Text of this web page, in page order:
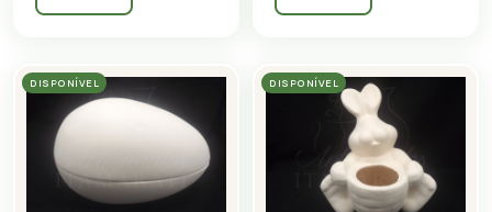
DISPONÍVEL DISPONÍVEL